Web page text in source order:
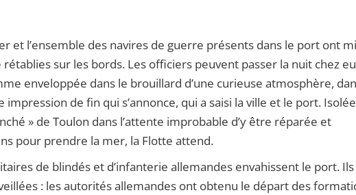
et l’ensemble des navires de guerre présents dans le port ont
sur les bords. Les officiers peuvent passer la nuit chez
enveloppée dans le brouillard d’une curieuse atmosphère,
de fin qui s’annonce, qui a saisi la ville et le port.
» de Toulon dans l’attente improbable d’y être réparée et
pour prendre la mer, la Flotte attend.
de blindés et d’infanterie allemandes envahissent le port.
: les autorités allemandes ont obtenu le départ des